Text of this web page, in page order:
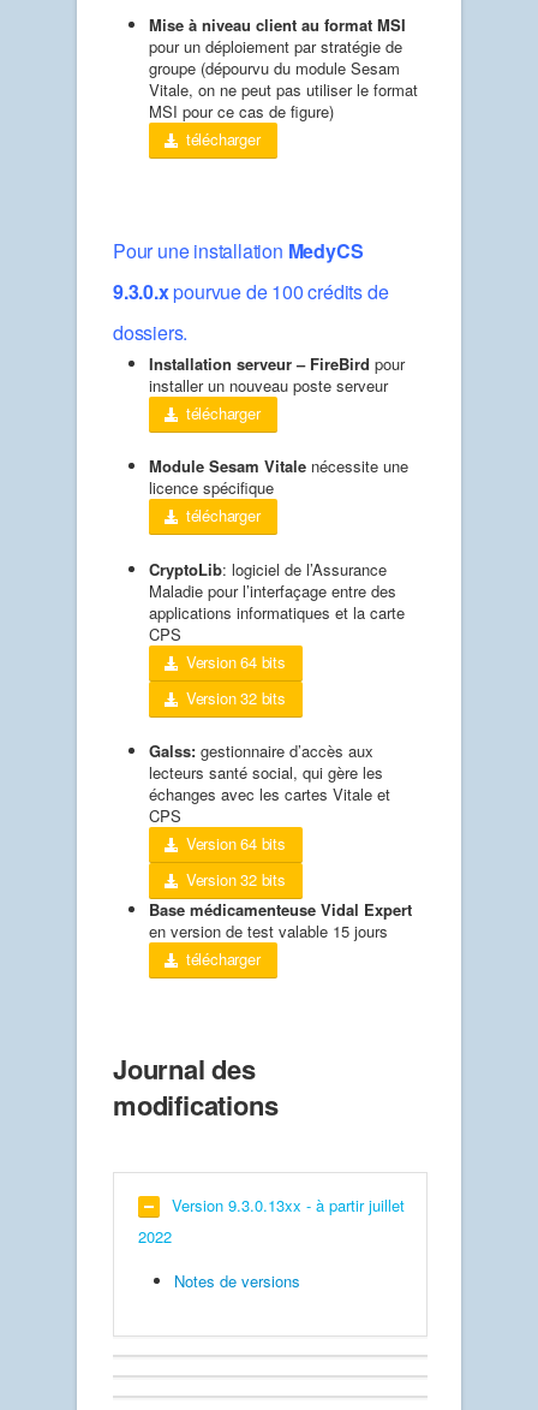
Mise à niveau client au format MSI
pour un déploiement par stratégie de
groupe (dépourvu du module Sesam
Vitale, on ne peut pas utiliser le format
MSI pour ce cas de figure)
télécharger
Pour une installation MedyCS
9.3.0.xpourvue de 100 crédits de
dossiers.
Installation serveur – FireBird pour
installer un nouveau poste serveur
télécharger
Module Sesam Vitale nécessite une
licence spécifique
télécharger
CryptoLib: logiciel de l’Assurance
Maladie pour l’interfaçage entre des
applications informatiques et la carte
CPS
Version 64 bits
Version 32 bits
Galss: gestionnaire d’accès aux
lecteurs santé social, qui gère les
échanges avec les cartes Vitale et
CPS
Version 64 bits
Version 32 bits
Base médicamenteuse Vidal Expert
en version de test valable 15 jours
télécharger
Journal des
modifications
Version 9.3.0.13xx - à partir juillet
2022
Notes de versions